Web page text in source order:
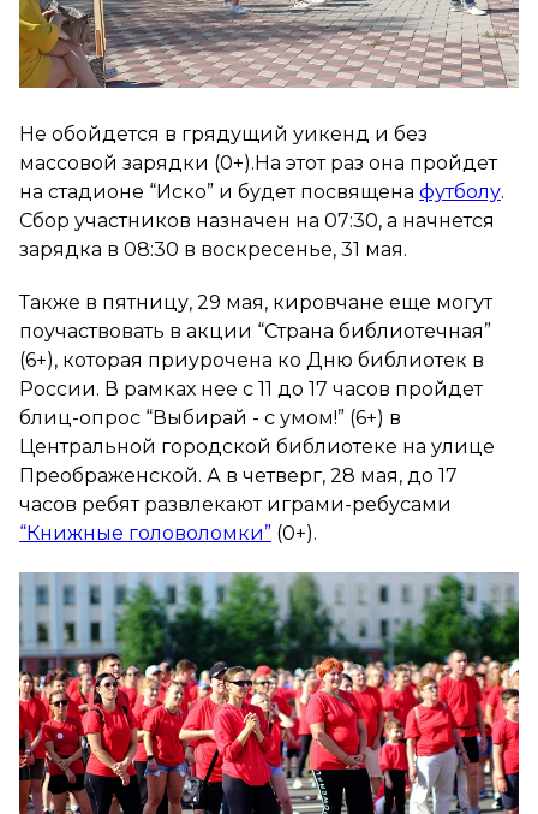
Не обойдется в грядущий уикенд и без
массовой зарядки (0+).На этот раз она пройдет
на стадионе “Иско” и будет посвящена футболу.
Сбор участников назначен на 07:30, а начнется
зарядка в 08:30 в воскресенье, 31 мая.
Также в пятницу, 29 мая, кировчане еще могут
поучаствовать в акции “Страна библиотечная”
(6+), которая приурочена ко Дню библиотек в
России. В рамках нее с 11 до 17 часов пройдет
блиц-опрос “Выбирай - с умом!” (6+) в
Центральной городской библиотеке на улице
Преображенской. А в четверг, 28 мая, до 17
часов ребят развлекают играми-ребусами
“Книжные головоломки” (0+).